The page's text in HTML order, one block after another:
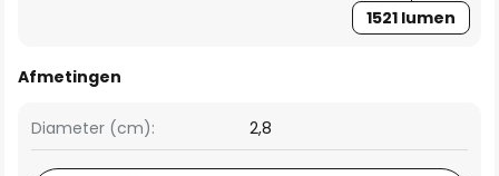
1521 lumen
Afmetingen
Diameter (cm): 2,8